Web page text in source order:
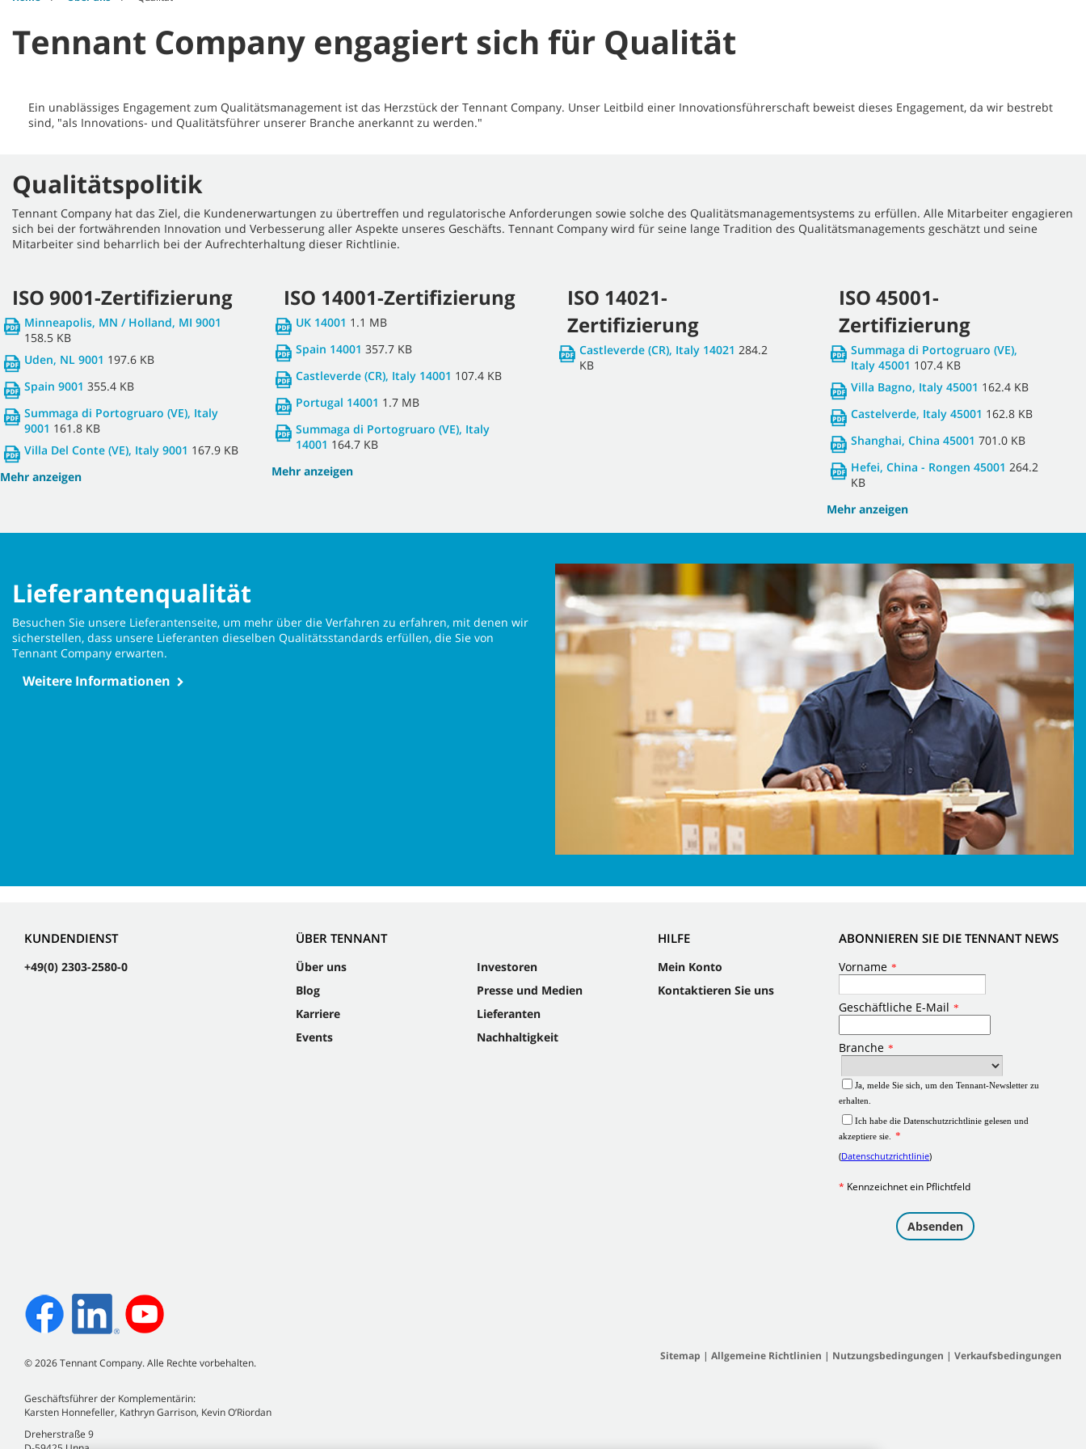
Tennant Company engagiert sich für Qualität
Ein unablässiges Engagement zum Qualitätsmanagement ist das Herzstück der Tennant Company. Unser Leitbild einer Innovationsführerschaft beweist dieses Engagement, da wir bestrebt
sind, "als Innovations- und Qualitätsführer unserer Branche anerkannt zu werden."
Qualitätspolitik
Tennant Company hat das Ziel, die Kundenerwartungen zu übertreffen und regulatorische Anforderungen sowie solche des Qualitätsmanagementsystems zu erfüllen. Alle Mitarbeiter engagieren
sich bei der fortwährenden Innovation und Verbesserung aller Aspekte unseres Geschäfts. Tennant Company wird für seine lange Tradition des Qualitätsmanagements geschätzt und seine
Mitarbeiter sind beharrlich bei der Aufrechterhaltung dieser Richtlinie.
ISO 9001-Zertifizierung
Minneapolis, MN / Holland, MI 9001
158.5 KB
Uden, NL 9001 197.6 KB
Spain 9001 355.4 KB
Summaga di Portogruaro (VE), Italy
9001 161.8 KB
Villa Del Conte (VE), Italy 9001 167.9 KB
Mehr anzeigen
ISO 14001-Zertifizierung
UK 14001 1.1 MB
Spain 14001 357.7 KB
Castleverde (CR), Italy 14001 107.4 KB
Portugal 14001 1.7 MB
Summaga di Portogruaro (VE), Italy
14001 164.7 KB
Mehr anzeigen
ISO 14021-
Zertifizierung
Castleverde (CR), Italy 14021 284.2
KB
ISO 45001-
Zertifizierung
Summaga di Portogruaro (VE),
Italy 45001 107.4 KB
Villa Bagno, Italy 45001 162.4 KB
Castelverde, Italy 45001 162.8 KB
Shanghai, China 45001 701.0 KB
Hefei, China - Rongen 45001 264.2
KB
Mehr anzeigen
Lieferantenqualität
Besuchen Sie unsere Lieferantenseite, um mehr über die Verfahren zu erfahren, mit denen wir
sicherstellen, dass unsere Lieferanten dieselben Qualitätsstandards erfüllen, die Sie von
Tennant Company erwarten.
Weitere Informationen
KUNDENDIENST
+49(0) 2303-2580-0
ÜBER TENNANT
Über uns
Blog
Karriere
Events
Investoren
Presse und Medien
Lieferanten
Nachhaltigkeit
HILFE
Mein Konto
Kontaktieren Sie uns
ABONNIEREN SIE DIE TENNANT NEWS
©2026Tennant Company. Alle Rechte vorbehalten.
Geschäftsführer der Komplementärin:
Karsten Honnefeller, Kathryn Garrison, Kevin O’Riordan
Dreherstraße 9
Sitemap | Allgemeine Richtlinien | Nutzungsbedingungen | Verkaufsbedingungen